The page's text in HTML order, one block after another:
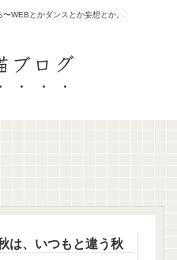
WEBとかダンスとか妄想とか。
ブログ
は、いつもと違う秋